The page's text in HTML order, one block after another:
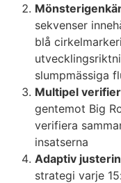
per sale
Forum
giriş
sekvenser
blå
slumpmässiga
Multipel
gentemot Big
verifiera
insatserna
Adaptiv
strategi varje